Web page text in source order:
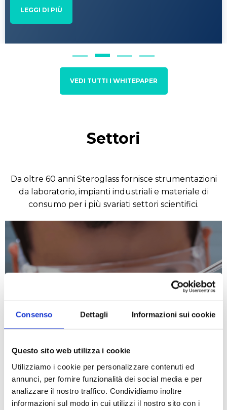
Consenso Dettagli Informazioni sui cookie
Questo sito web utilizza i cookie
Utilizziamo i cookie per personalizzare contenuti ed
annunci, per fornire funzionalità dei social media e per
analizzare il nostro traffico. Condividiamo inoltre
informazioni sul modo in cui utilizzi il nostro sito con i
LEGGI DI PIÙ
VEDI TUTTI I WHITEPAPER
Settori
Da oltre 60 anni Steroglass fornisce strumentazioni
da laboratorio, impianti industriali e materiale di
consumo per i più svariati settori scientifici.
Chimico